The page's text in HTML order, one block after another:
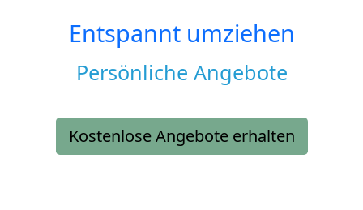
Entspannt umziehen
Persönliche Angebote
Kostenlose Angebote erhalten